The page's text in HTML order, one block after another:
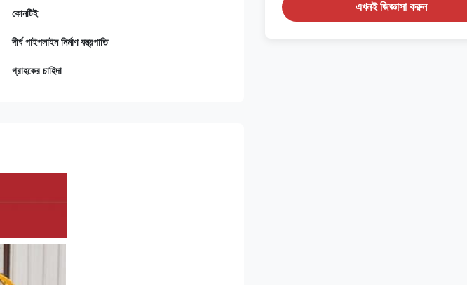
কোনটিই
দীর্ঘ পাইপলাইন নির্মাণ যন্ত্রপাতি
গ্রাহকের চাহিদা
এখনই জিজ্ঞাসা করুন